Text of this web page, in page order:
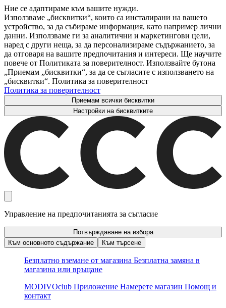
Ние се адаптираме към вашите нужди.
Използваме „бисквитки“, които са инсталирани на вашето
устройство, за да събираме информация, като например лични
данни. Използваме ги за аналитични и маркетингови цели,
наред с други неща, за да персонализираме съдържанието, за
да отговаря на вашите предпочитания и интереси. Ще научите
повече от Политиката за поверителност. Използвайте бутона
„Приемам „бисквитки“, за да се съгласите с използването на
„бисквитки“. Политика за поверителност
Политика за поверителност
Приемам всички бисквитки
Настройки на бисквитките
Управление на предпочитанията за съгласие
Потвърждаване на избора
Към основното съдържание
Към търсене
Безплатно вземане от магазина Безплатна замяна в
магазина или връщане
MODIVOclub Приложение Намерете магазин Помощ и
контакт